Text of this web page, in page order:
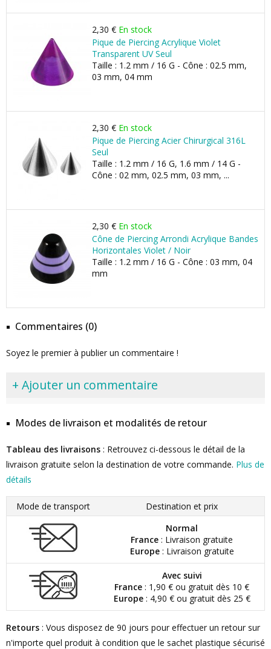
2,30 € En stock
Pique de Piercing Acrylique Violet
Transparent UV Seul
Taille : 1.2 mm / 16 G - Cône : 02.5 mm,
03 mm, 04 mm
2,30 € En stock
Pique de Piercing Acier Chirurgical 316L
Seul
Taille : 1.2 mm / 16 G, 1.6 mm / 14 G -
Cône : 02 mm, 02.5 mm, 03 mm, ...
2,30 € En stock
Cône de Piercing Arrondi Acrylique Bandes
Horizontales Violet / Noir
Taille : 1.2 mm / 16 G - Cône : 03 mm, 04
mm
Commentaires (0)
Soyez le premier à publier un commentaire !
+ Ajouter un commentaire
Modes de livraison et modalités de retour
Tableau des livraisons : Retrouvez ci-dessous le détail de la
livraison gratuite selon la destination de votre commande. Plus de
détails
Mode de transport
Destination et prix
Normal
France : Livraison gratuite
Europe: Livraison gratuite
Avec suivi
France : 1,90 € ou gratuit dès 10 €
Europe: 4,90 € ou gratuit dès 25 €
Retours : Vous disposez de 90 jours pour effectuer un retour sur
n'importe quel produit à condition que le sachet plastique sécurisé